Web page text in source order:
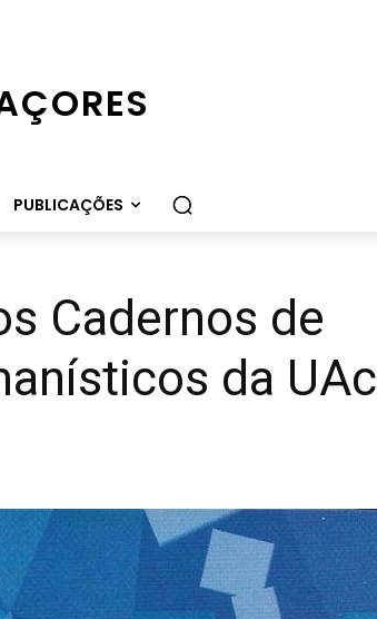
PUBLICAÇÕES
Cadernos de
da UAc